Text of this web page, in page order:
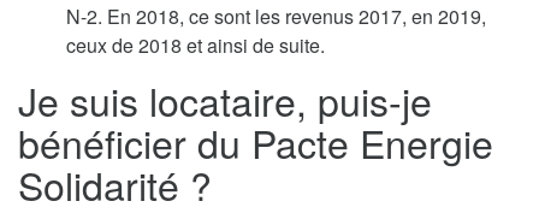
N-2. En 2018, ce sont les revenus 2017, en 2019,
ceux de 2018 et ainsi de suite.
Je suis locataire, puis-je
bénéficier du Pacte Energie
Solidarité ?